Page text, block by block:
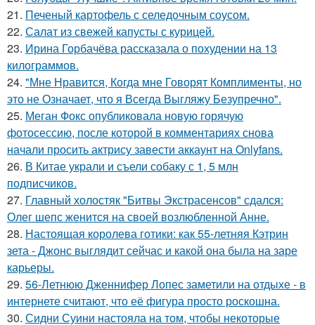
21. Печеный картофель с селедочным соусом.
22. Салат из свежей капусты с курицей.
23. Ирина Горбачёва рассказала о похудении на 13
килограммов.
24. "Мне Нравится, Когда мне Говорят Комплименты, но
это не Означает, что я Всегда Выгляжу Безупречно".
25. Меган Фокс опубликовала новую горячую
фотосессию, после которой в комментариях снова
начали просить актрису завести аккаунт на Onlyfans.
26. В Китае украли и съели собаку с 1, 5 млн
подписчиков.
27. Главный холостяк "Битвы Экстрасенсов" сдался:
Олег шепс женится на своей возлюбленной Анне.
28. Настоящая королева готики: как 55-летняя Кэтрин
зета - Джонс выглядит сейчас и какой она была на заре
карьеры.
29. 56-Летнюю Дженнифер Лопес заметили на отдыхе - в
интернете считают, что её фигура просто роскошна.
30. Сидни Суини настояла на том, чтобы некоторые